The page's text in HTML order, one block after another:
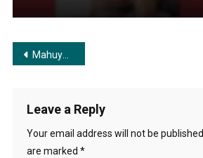
Post
Mahuyay Jomeche Aj Mou Go | মহুয়ায় জমেছে আজ মৌ গো
Leave a Reply
Your email address will not be published.
are marked *